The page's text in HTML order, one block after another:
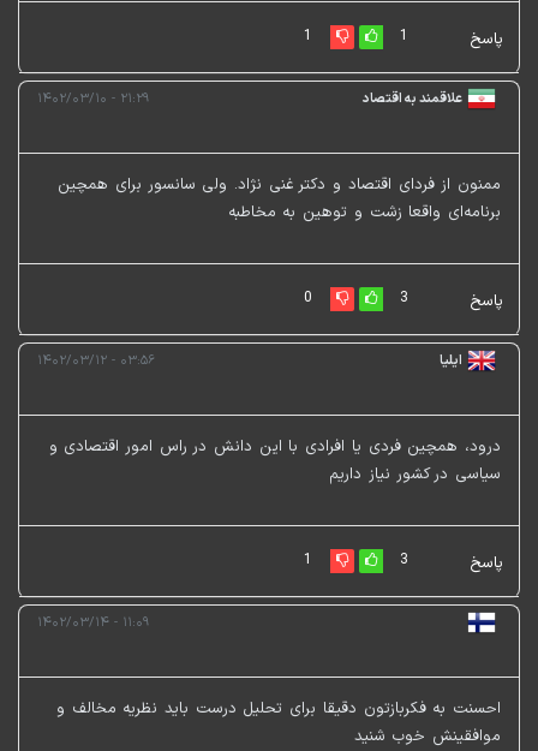
پاسخ 1
1
علاقمند به اقتصاد ۲۱:۲۹ - ۱۴۰۲/۰۳/۱۰
ممنون از فردای اقتصاد و دکتر غنی نژاد. ولی سانسور برای همچین
برنامه‌ای واقعا زشت و توهین به مخاطبه
پاسخ 3
0
ایلیا ۰۳:۵۶ - ۱۴۰۲/۰۳/۱۲
درود، همچین فردی یا افرادی با این دانش در راس امور اقتصادی و
سیاسی در کشور نیاز داریم
پاسخ 3
1
۱۱:۰۹ - ۱۴۰۲/۰۳/۱۴
احسنت به فکربازتون دقیقا برای تحلیل درست باید نظریه مخالف و
موافقینش خوب شنید